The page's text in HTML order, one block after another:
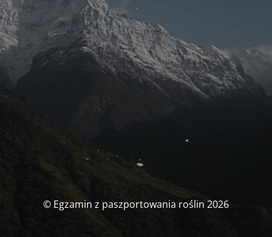
© Egzamin z paszportowania roślin 2026